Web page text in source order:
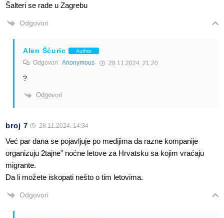
Šalteri se rade u Zagrebu
Odgovori
Alen Šćuric Author
Odgovori Anonymous 28.11.2024. 21:20
?
Odgovori
broj 7 28.11.2024. 14:34
Već par dana se pojavljuje po medijima da razne kompanije
organizuju 2tajne” noćne letove za Hrvatsku sa kojim vraćaju
migrante.
Da li možete iskopati nešto o tim letovima.
Odgovori